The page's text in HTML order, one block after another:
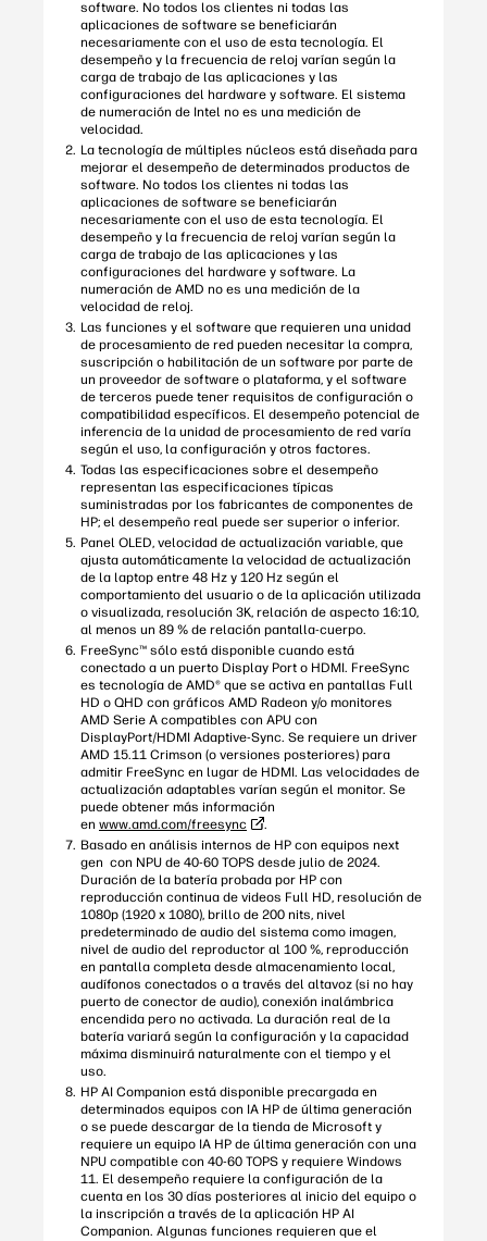
software. No todos los clientes ni todas las
aplicaciones de software se beneficiarán
necesariamente con el uso de esta tecnología. El
desempeño y la frecuencia de reloj varían según la
carga de trabajo de las aplicaciones y las
configuraciones del hardware y software. El sistema
de numeración de Intel no es una medición de
velocidad.
La tecnología de múltiples núcleos está diseñada para
mejorar el desempeño de determinados productos de
software. No todos los clientes ni todas las
aplicaciones de software se beneficiarán
necesariamente con el uso de esta tecnología. El
desempeño y la frecuencia de reloj varían según la
carga de trabajo de las aplicaciones y las
configuraciones del hardware y software. La
numeración de AMD no es una medición de la
velocidad de reloj.
Las funciones y el software que requieren una unidad
de procesamiento de red pueden necesitar la compra,
suscripción o habilitación de un software por parte de
un proveedor de software o plataforma, y el software
de terceros puede tener requisitos de configuración o
compatibilidad específicos. El desempeño potencial de
inferencia de la unidad de procesamiento de red varía
según el uso, la configuración y otros factores.
Todas las especificaciones sobre el desempeño
representan las especificaciones típicas
suministradas por los fabricantes de componentes de
HP; el desempeño real puede ser superior o inferior.
Panel OLED, velocidad de actualización variable, que
ajusta automáticamente la velocidad de actualización
de la laptop entre 48 Hz y 120 Hz según el
comportamiento del usuario o de la aplicación utilizada
o visualizada, resolución 3K, relación de aspecto 16:10,
al menos un 89 % de relación pantalla-cuerpo.
FreeSync™ sólo está disponible cuando está
conectado a un puerto Display Port o HDMI. FreeSync
es tecnología de AMD® que se activa en pantallas Full
HD o QHD con gráficos AMD Radeon y/o monitores
AMD Serie A compatibles con APU con
DisplayPort/HDMI Adaptive-Sync. Se requiere un driver
AMD 15.11 Crimson (o versiones posteriores) para
admitir FreeSync en lugar de HDMI. Las velocidades de
actualización adaptables varían según el monitor. Se
puede obtener más información
en www.amd.com/freesync
.
Basado en análisis internos de HP con equipos next
gen con NPU de 40-60 TOPS desde julio de 2024.
Duración de la batería probada por HP con
reproducción continua de videos Full HD, resolución de
1080p (1920 x 1080), brillo de 200 nits, nivel
predeterminado de audio del sistema como imagen,
nivel de audio del reproductor al 100 %, reproducción
en pantalla completa desde almacenamiento local,
audífonos conectados o a través del altavoz (si no hay
puerto de conector de audio), conexión inalámbrica
encendida pero no activada. La duración real de la
batería variará según la configuración y la capacidad
máxima disminuirá naturalmente con el tiempo y el
uso.
HP AI Companion está disponible precargada en
determinados equipos con IA HP de última generación
o se puede descargar de la tienda de Microsoft y
requiere un equipo IA HP de última generación con una
NPU compatible con 40-60 TOPS y requiere Windows
11. El desempeño requiere la configuración de la
cuenta en los 30 días posteriores al inicio del equipo o
la inscripción a través de la aplicación HP AI
Companion. Algunas funciones requieren que el